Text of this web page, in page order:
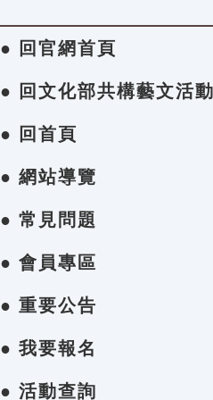
● 回官網首頁
● 回文化部共構藝文活
● 回首頁
● 網站導覽
● 常見問題
● 會員專區
● 重要公告
● 我要報名
● 活動查詢